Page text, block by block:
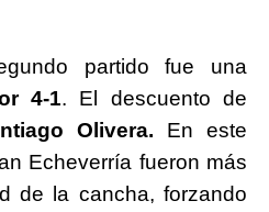
partido fue una
4-1. El descuento de
Olivera. En este
Echeverría fueron más
de la cancha, forzando